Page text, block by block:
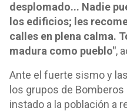
desplomado... Nadie
los edificios; les
calles en plena calma.
madura como pueblo",
Ante el fuerte sismo y
los grupos de
instado a la población a